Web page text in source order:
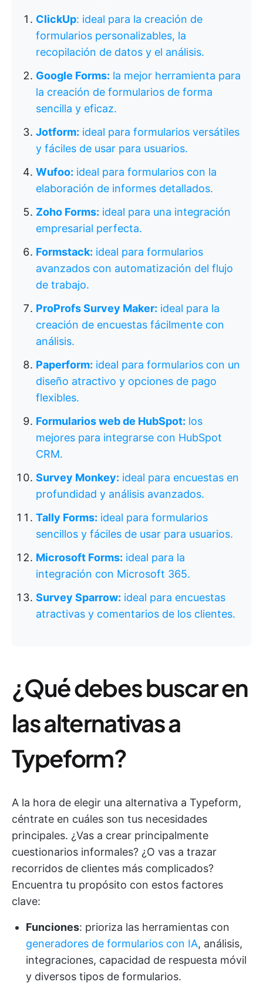
ClickUp: ideal para la creación de
formularios personalizables, la
recopilación de datos y el análisis.
Google Forms: la mejor herramienta para
la creación de formularios de forma
sencilla y eficaz.
Jotform: ideal para formularios versátiles
y fáciles de usar para usuarios.
Wufoo: ideal para formularios con la
elaboración de informes detallados.
Zoho Forms: ideal para una integración
empresarial perfecta.
Formstack: ideal para formularios
avanzados con automatización del flujo
de trabajo.
ProProfs Survey Maker: ideal para la
creación de encuestas fácilmente con
análisis.
Paperform: ideal para formularios con un
diseño atractivo y opciones de pago
flexibles.
Formularios web de HubSpot: los
mejores para integrarse con HubSpot
CRM.
Survey Monkey: ideal para encuestas en
profundidad y análisis avanzados.
Tally Forms: ideal para formularios
sencillos y fáciles de usar para usuarios.
Microsoft Forms: ideal para la
integración con Microsoft 365.
Survey Sparrow: ideal para encuestas
atractivas y comentarios de los clientes.
¿Qué debes buscar en
las alternativas a
Typeform?
A la hora de elegir una alternativa a Typeform,
céntrate en cuáles son tus necesidades
principales. ¿Vas a crear principalmente
cuestionarios informales? ¿O vas a trazar
recorridos de clientes más complicados?
Encuentra tu propósito con estos factores
clave:
Funciones: prioriza las herramientas con
generadores de formularios con IA, análisis,
integraciones, capacidad de respuesta móvil
y diversos tipos de formularios.